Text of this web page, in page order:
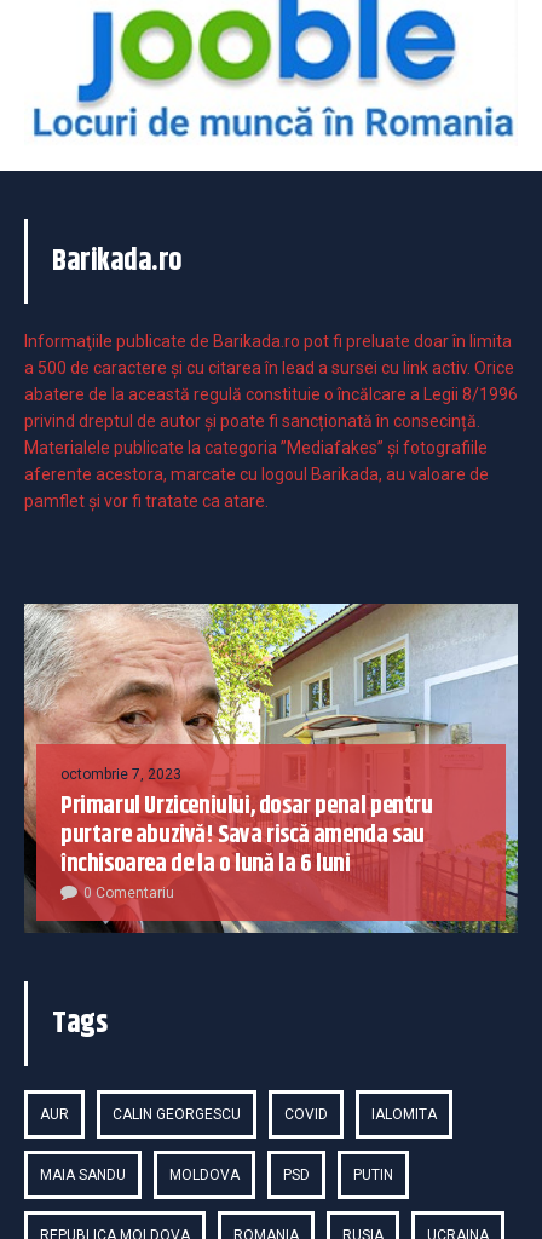
Barikada.ro
Informaţiile publicate de Barikada.ro pot fi preluate doar în limita
a 500 de caractere şi cu citarea în lead a sursei cu link activ. Orice
abatere de la această regulă constituie o încălcare a Legii 8/1996
privind dreptul de autor și poate fi sancționată în consecință.
Materialele publicate la categoria ”Mediafakes” și fotografiile
aferente acestora, marcate cu logoul Barikada, au valoare de
pamflet și vor fi tratate ca atare.
octombrie 7, 2023
Primarul Urziceniului, dosar penal pentru
purtare abuzivă! Sava riscă amenda sau
închisoarea de la o lună la 6 luni
0 Comentariu
Tags
AUR CALIN GEORGESCU COVID IALOMITA
MAIA SANDU MOLDOVA PSD PUTIN
REPUBLICA MOLDOVA ROMANIA RUSIA UCRAINA